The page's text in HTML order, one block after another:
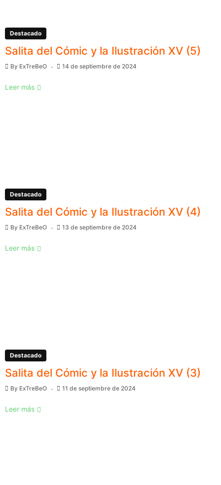
Destacado
Salita del Cómic y la Ilustración XV (5)
By ExTreBeO 14 de septiembre de 2024
Leer más
Destacado
Salita del Cómic y la Ilustración XV (4)
By ExTreBeO 13 de septiembre de 2024
Leer más
Destacado
Salita del Cómic y la Ilustración XV (3)
By ExTreBeO 11 de septiembre de 2024
Leer más